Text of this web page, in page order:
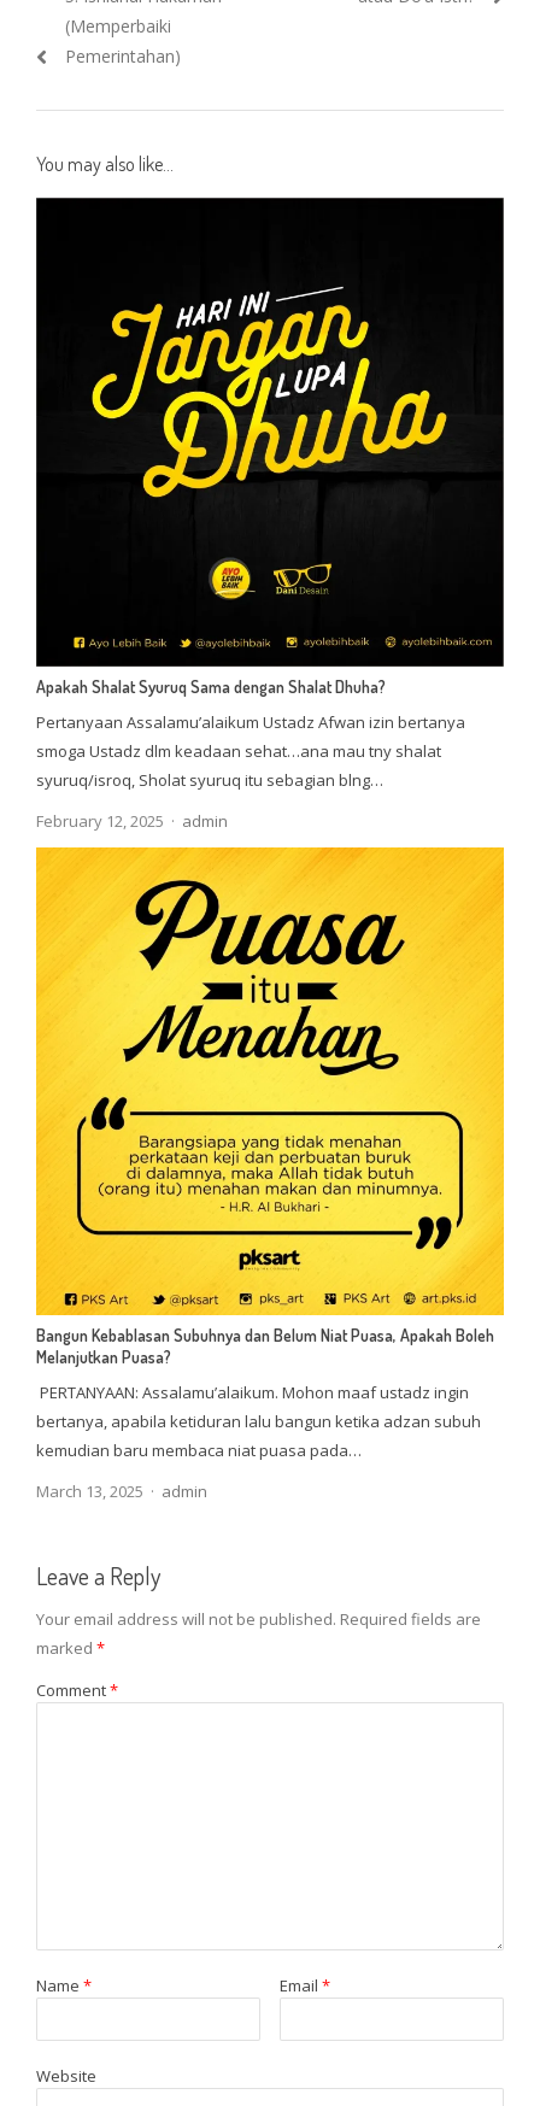
(Memperbaiki
Pemerintahan)
You may also like...
Apakah Shalat Syuruq Sama dengan Shalat Dhuha?
Pertanyaan Assalamu’alaikum Ustadz Afwan izin bertanya
smoga Ustadz dlm keadaan sehat…ana mau tny shalat
syuruq/isroq, Sholat syuruq itu sebagian blng…
February 12, 2025
Author
admin
Bangun Kebablasan Subuhnya dan Belum Niat Puasa, Apakah Boleh
Melanjutkan Puasa?
PERTANYAAN: Assalamu’alaikum. Mohon maaf ustadz ingin
bertanya, apabila ketiduran lalu bangun ketika adzan subuh
kemudian baru membaca niat puasa pada…
March 13, 2025
Author
admin
Leave a Reply
Your email address will not be published. Required fields are
marked *
Comment*
Name * Email *
Website